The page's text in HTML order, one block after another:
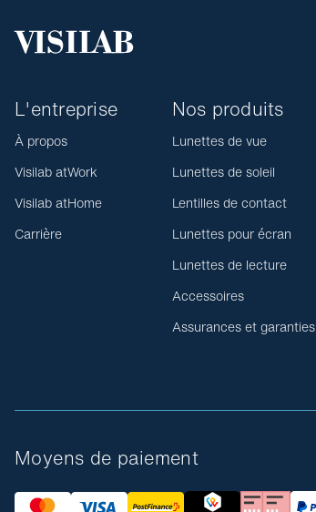
L'entreprise
À propos
Visilab atWork
Visilab atHome
Carrière
Nos produits
Lunettes de vue
Lunettes de soleil
Lentilles de contact
Lunettes pour écran
Lunettes de lecture
Accessoires
Assurances et garanties
Moyens de paiement